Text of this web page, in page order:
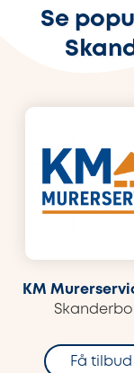
Se
KM
Få tilbud